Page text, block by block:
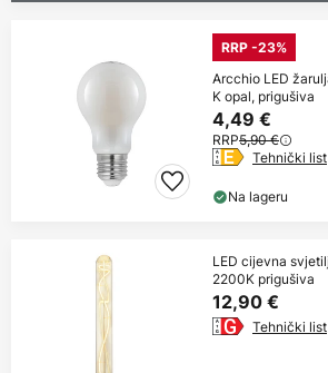
RRP -23%
Arcchio LED
K opal, prigušiva
4,49 €
RRP5,90 €
Tehnički list
Na lageru
LED cijevna
2200K prigušiva
12,90 €
Tehnički list